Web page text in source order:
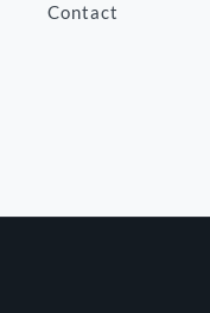
Contact